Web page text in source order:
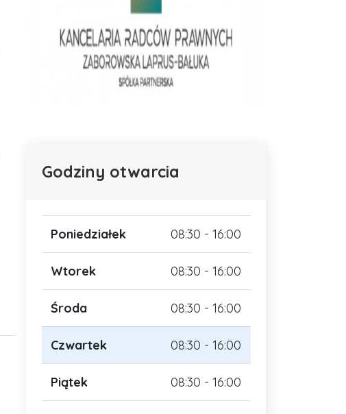
Godziny otwarcia
Poniedziałek 08:30 - 16:00
Wtorek 08:30 - 16:00
Środa 08:30 - 16:00
Czwartek 08:30 - 16:00
Piątek 08:30 - 16:00